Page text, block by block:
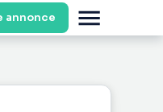
annonce